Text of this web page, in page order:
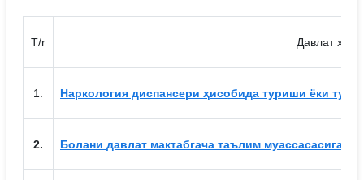
T/r Давлат
1. Наркология диспансери ҳисобида туриши ёки
2. Болани давлат мактабгача таълим муассасасига